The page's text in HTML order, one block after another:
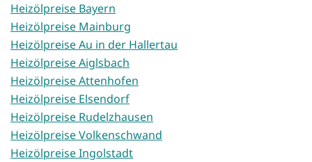
Heizölpreise Bayern
Heizölpreise Mainburg
Heizölpreise Au in der Hallertau
Heizölpreise Aiglsbach
Heizölpreise Attenhofen
Heizölpreise Elsendorf
Heizölpreise Rudelzhausen
Heizölpreise Volkenschwand
Heizölpreise Ingolstadt